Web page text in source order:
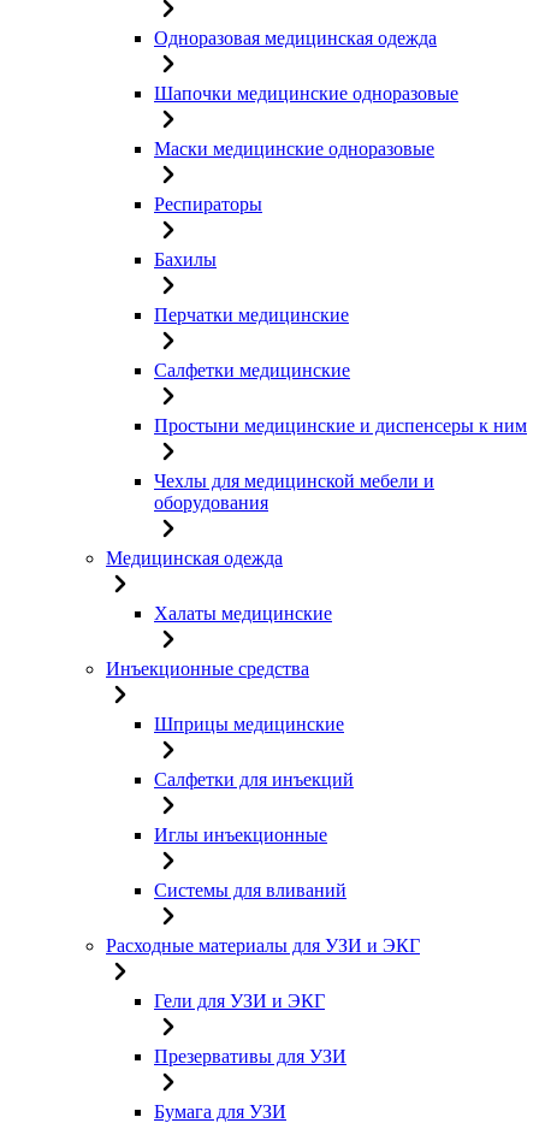
Одноразовая медицинская одежда
Шапочки медицинские одноразовые
Маски медицинские одноразовые
Респираторы
Бахилы
Перчатки медицинские
Салфетки медицинские
Простыни медицинские и диспенсеры к ним
Чехлы для медицинской мебели и
оборудования
Медицинская одежда
Халаты медицинские
Инъекционные средства
Шприцы медицинские
Салфетки для инъекций
Иглы инъекционные
Системы для вливаний
Расходные материалы для УЗИ и ЭКГ
Гели для УЗИ и ЭКГ
Презервативы для УЗИ
Бумага для УЗИ